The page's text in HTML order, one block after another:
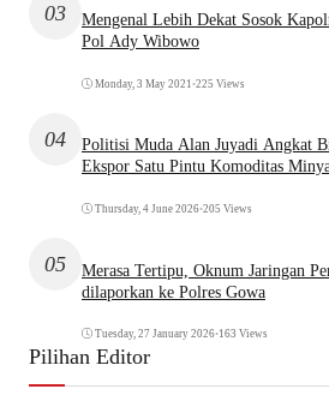
03
Mengenal Lebih Dekat Sosok
Pol Ady Wibowo
Monday, 3 May 2021 •225 Views
04
Politisi Muda Alan Juyadi Angkat
Ekspor Satu Pintu Komoditas
Thursday, 4 June 2026•205 Views
05
Merasa Tertipu, Oknum Jaringan
dilaporkan ke Polres Gowa
Tuesday, 27 January 2026•163 Views
Pilihan Editor